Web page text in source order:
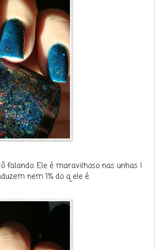
Ele é maravilhoso nas unhas !
nem 1% do q ele é.